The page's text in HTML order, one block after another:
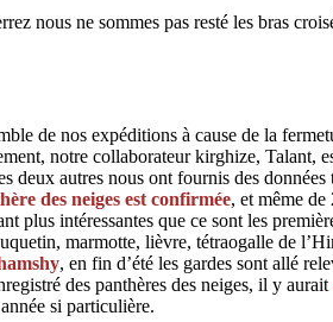
nous ne sommes pas resté les bras
de nos expéditions à cause de la
notre collaborateur kirghize, Talant,
deux autres nous ont fournis des données
des neiges est confirmée, et même
plus intéressantes que ce sont les
marmotte, lièvre, tétraogalle de
, en fin d’été les gardes sont allé
des panthères des neiges, il y aurait
si particulière.